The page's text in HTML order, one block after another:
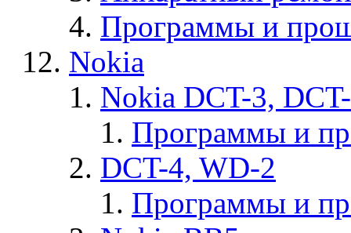
Программы и
Nokia
Nokia DCT-3,
Программы и
DCT-4, WD-2
Программы и